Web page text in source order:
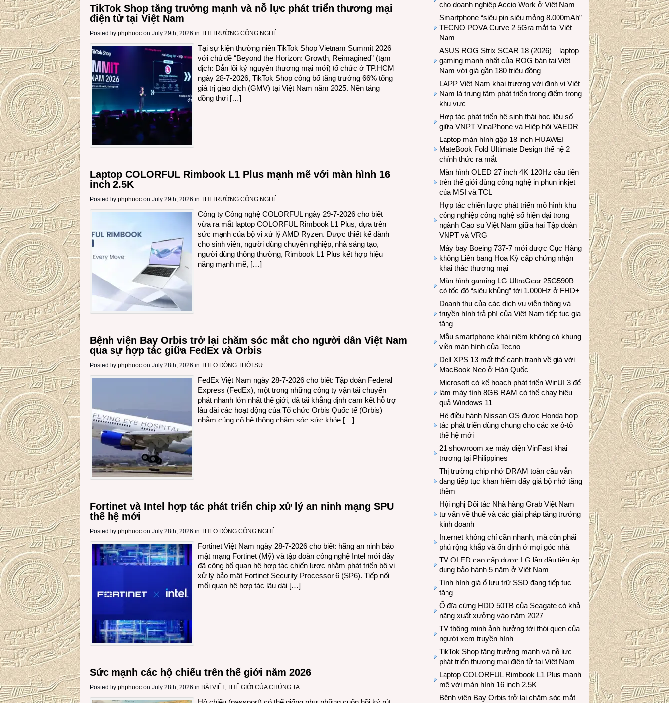
TikTok Shop tăng trưởng mạnh và nỗ lực phát triển thương mại
điện tử tại Việt Nam
Posted by phphuoc on July 29th, 2026 in THỊ TRƯỜNG CÔNG NGHỆ
Tại sự kiện thường niên TikTok Shop Vietnam Summit 2026
với chủ đề “Beyond the Horizon: Growth, Reimagined” (tạm
dịch: Dẫn lối kỷ nguyên thương mại mới) tổ chức ở TP.HCM
ngày 28-7-2026, TikTok Shop công bố tăng trưởng 66% tổng
giá trị giao dịch (GMV) tại Việt Nam năm 2025. Nền tảng
đồng thời […]
Laptop COLORFUL Rimbook L1 Plus mạnh mẽ với màn hình 16
inch 2.5K
Posted by phphuoc on July 29th, 2026 in THỊ TRƯỜNG CÔNG NGHỆ
Công ty Công nghệ COLORFUL ngày 29-7-2026 cho biết
vừa ra mắt laptop COLORFUL Rimbook L1 Plus, dựa trên
sức mạnh của bộ vi xử lý AMD Ryzen. Được thiết kế dành
cho sinh viên, người dùng chuyên nghiệp, nhà sáng tạo,
người dùng thông thường, Rimbook L1 Plus kết hợp hiệu
năng mạnh mẽ, […]
Bệnh viện Bay Orbis trở lại chăm sóc mắt cho người dân Việt Nam
qua sự hợp tác giữa FedEx và Orbis
Posted by phphuoc on July 28th, 2026 in THEO DÒNG THỜI SỰ
FedEx Việt Nam ngày 28-7-2026 cho biết: Tập đoàn Federal
Express (FedEx), một trong những công ty vận tải chuyển
phát nhanh lớn nhất thế giới, đã tái khẳng định cam kết hỗ trợ
lâu dài các hoạt động của Tổ chức Orbis Quốc tế (Orbis)
nhằm củng cố hệ thống chăm sóc sức khỏe […]
Fortinet và Intel hợp tác phát triển chip xử lý an ninh mạng SPU
thế hệ mới
Posted by phphuoc on July 28th, 2026 in THEO DÒNG CÔNG NGHỆ
Fortinet Việt Nam ngày 28-7-2026 cho biết: hãng an ninh bảo
mật mạng Fortinet (Mỹ) và tập đoàn công nghệ Intel mới đây
đã công bố quan hệ hợp tác chiến lược nhằm phát triển bộ vi
xử lý bảo mật Fortinet Security Processor 6 (SP6). Tiếp nối
mối quan hệ hợp tác lâu dài […]
Sức mạnh các hộ chiếu trên thế giới năm 2026
Posted by phphuoc on July 28th, 2026 in BÀI VIẾT, THẾ GIỚI CỦA CHÚNG TA
cho doanh nghiệp Accio Work ở Việt Nam
Smartphone “siêu pin siêu mỏng 8.000mAh”
TECNO POVA Curve 2 5Gra mắt tại Việt
Nam
ASUS ROG Strix SCAR 18 (2026) – laptop
gaming mạnh nhất của ROG bán tại Việt
Nam với giá gần 180 triệu đồng
LAPP Việt Nam khai trương với định vị Việt
Nam là trung tâm phát triển trọng điểm trong
khu vực
Hợp tác phát triển hệ sinh thái học liệu số
giữa VNPT VinaPhone và Hiệp hội VAEDR
Laptop màn hình gập 18 inch HUAWEI
MateBook Fold Ultimate Design thế hệ 2
chính thức ra mắt
Màn hình OLED 27 inch 4K 120Hz đầu tiên
trên thế giới dùng công nghệ in phun inkjet
của MSI và TCL
Hợp tác chiến lược phát triển mô hình khu
công nghiệp công nghệ số hiện đại trong
ngành Cao su Việt Nam giữa hai Tập đoàn
VNPT và VRG
Máy bay Boeing 737-7 mới được Cục Hàng
không Liên bang Hoa Kỳ cấp chứng nhận
khai thác thương mại
Màn hình gaming LG UltraGear 25G590B
có tốc độ “siêu khủng” tới 1.000Hz ở FHD+
Doanh thu của các dịch vụ viễn thông và
truyền hình trả phí của Việt Nam tiếp tục gia
tăng
Mẫu smartphone khái niệm không có khung
viền màn hình của Tecno
Dell XPS 13 mất thế cạnh tranh về giá với
MacBook Neo ở Hàn Quốc
Microsoft có kế hoạch phát triển WinUI 3 để
làm máy tính 8GB RAM có thể chạy hiệu
quả Windows 11
Hệ điều hành Nissan OS được Honda hợp
tác phát triển dùng chung cho các xe ô-tô
thế hệ mới
21 showroom xe máy điện VinFast khai
trương tại Philippines
Thị trường chip nhớ DRAM toàn cầu vẫn
đang tiếp tục khan hiếm đẩy giá bộ nhớ tăng
thêm
Hội nghị Đối tác Nhà hàng Grab Việt Nam
tư vấn về thuế và các giải pháp tăng trưởng
kinh doanh
Internet không chỉ cần nhanh, mà còn phải
phủ rộng khắp và ổn định ở mọi góc nhà
TV OLED cao cấp được LG lần đầu tiên áp
dụng bảo hành 5 năm ở Việt Nam
Tình hình giá ổ lưu trữ SSD đang tiếp tục
tăng
Ổ đĩa cứng HDD 50TB của Seagate có khả
năng xuất xưởng vào năm 2027
TV thông minh ảnh hưởng tới thói quen của
người xem truyền hình
TikTok Shop tăng trưởng mạnh và nỗ lực
phát triển thương mại điện tử tại Việt Nam
Laptop COLORFUL Rimbook L1 Plus mạnh
mẽ với màn hình 16 inch 2.5K
Bệnh viện Bay Orbis trở lại chăm sóc mắt